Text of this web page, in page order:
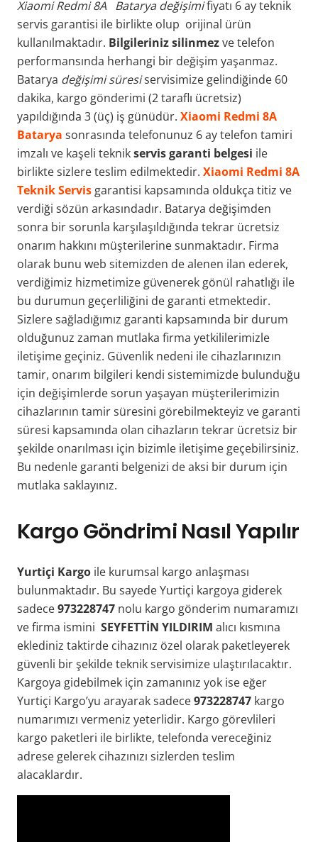
Xiaomi Redmi 8A Batarya değişimifiyatı 6 ay teknik
servis garantisi ile birlikte olup orijinal ürün
kullanılmaktadır. Bilgileriniz silinmezve telefon
performansında herhangi bir değişim yaşanmaz.
Batarya değişimi süresiservisimize gelindiğinde 60
dakika, kargo gönderimi (2 taraflı ücretsiz)
yapıldığında 3 (üç) iş günüdür. Xiaomi Redmi 8A
Batarya sonrasında telefonunuz 6 ay telefon tamiri
imzalı ve kaşeli teknikservis garanti belgesi ile
birlikte sizlere teslim edilmektedir. Xiaomi Redmi 8A
Teknik Servis garantisi kapsamında oldukça titiz ve
verdiği sözün arkasındadır. Batarya değişimden
sonra bir sorunla karşılaşıldığında tekrar ücretsiz
onarım hakkını müşterilerine sunmaktadır. Firma
olarak bunu web sitemizden de alenen ilan ederek,
verdiğimiz hizmetimize güvenerek gönül rahatlığı ile
bu durumun geçerliliğini de garanti etmektedir.
Sizlere sağladığımız garanti kapsamında bir durum
olduğunuz zaman mutlaka firma yetkililerimizle
iletişime geçiniz. Güvenlik nedeni ile cihazlarınızın
tamir, onarım bilgileri kendi sistemimizde bulunduğu
için değişimlerde sorun yaşayan müşterilerimizin
cihazlarının tamir süresini görebilmekteyiz ve garanti
süresi kapsamında olan cihazların tekrar ücretsiz bir
şekilde onarılması için bizimle iletişime geçebilirsiniz.
Bu nedenle garanti belgenizi de aksi bir durum için
mutlaka saklayınız.
Kargo Göndrimi Nasıl Yapılır
Yurtiçi Kargo ile kurumsal kargo anlaşması
bulunmaktadır. Bu sayede Yurtiçi kargoya giderek
sadece973228747 nolu kargo gönderim numaramızı
ve firma ismini SEYFETTİN YILDIRIM alıcı kısmına
eklediniz taktirde cihazınız özel olarak paketleyerek
güvenli bir şekilde teknik servisimize ulaştırılacaktır.
Kargoya gidebilmek için zamanınız yok ise eğer
Yurtiçi Kargo’yu arayarak sadece973228747 kargo
numarımızı vermeniz yeterlidir. Kargo görevlileri
kargo paketleri ile birlikte, telefonda vereceğiniz
adrese gelerek cihazınızı sizlerden teslim
alacaklardır.